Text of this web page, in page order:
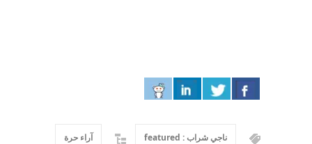
ناجي شراب : featured آراء حرة